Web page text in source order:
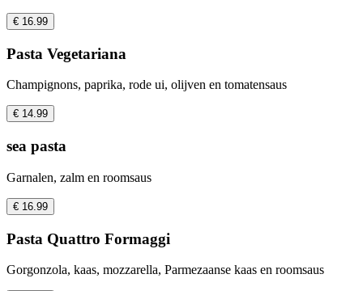
€ 16.99
Pasta Vegetariana
Champignons, paprika, rode ui, olijven en tomatensaus
€ 14.99
sea pasta
Garnalen, zalm en roomsaus
€ 16.99
Pasta Quattro Formaggi
Gorgonzola, kaas, mozzarella, Parmezaanse kaas en roomsaus